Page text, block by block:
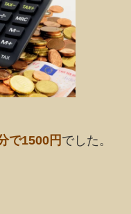
で1500円 でした。